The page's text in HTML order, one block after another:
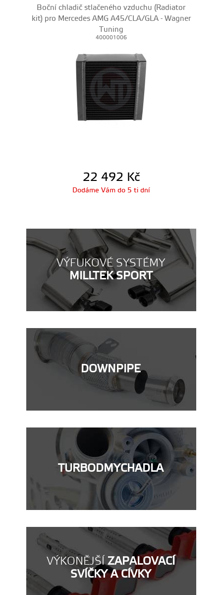
Boční chladič stlačeného vzduchu (Radiator
kit) pro Mercedes AMG A45/CLA/GLA - Wagner
Tuning
400001006
22 492 Kč
Dodáme Vám do 5 ti dní
VÝFUKOVÉ SYSTÉMY
MILLTEK SPORT
DOWNPIPE
TURBODMYCHADLA
VÝKONĚJŠÍZAPALOVACÍ
SVÍČKY A CÍVKY